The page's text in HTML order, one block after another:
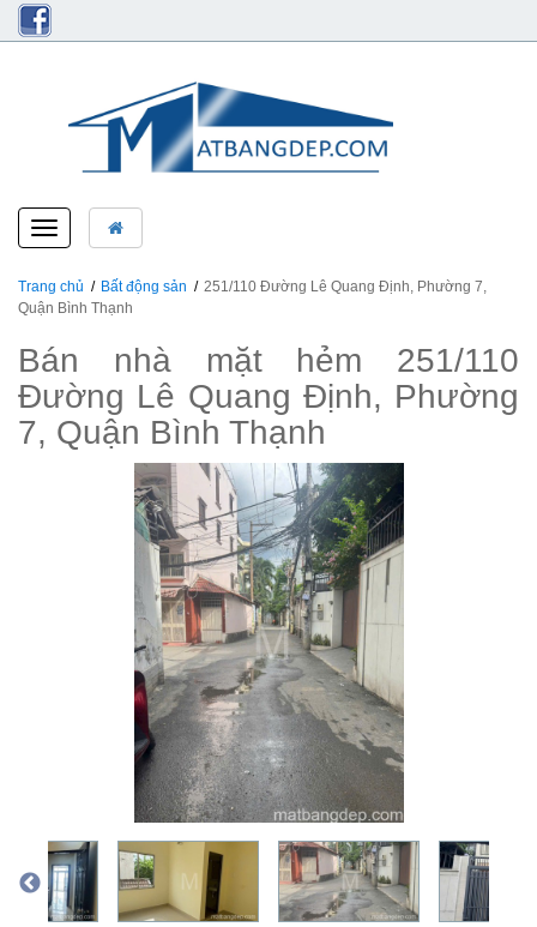
Toggle
navigation
Trang chủ Bất động sản
251/110 Đường Lê Quang Định, Phường 7,
Quận Bình Thạnh
Bán nhà mặt hẻm 251/110
Đường Lê Quang Định, Phường
7, Quận Bình Thạnh